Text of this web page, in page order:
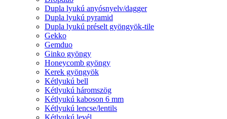
Dupla lyukú anyósnyelv/dagger
Dupla lyukú pyramid
Dupla lyukú préselt gyöngyök-tile
Gekko
Gemduo
Ginko gyöngy
Honeycomb gyöngy
Kerek gyöngyök
Kétlyukú bell
Kétlyukú háromszög
Kétlyukú kaboson 6 mm
Kétlyukú lencse/lentils